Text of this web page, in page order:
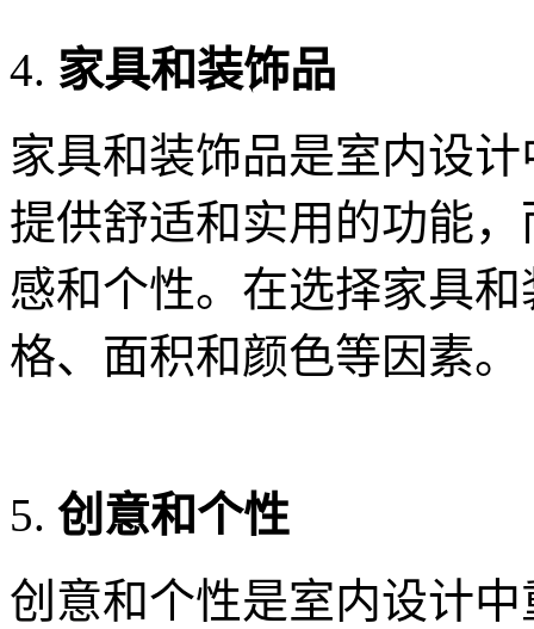
家具和装饰品
家具和装饰品是室内设
提供舒适和实用的功能
感和个性。在选择家具
格、面积和颜色等因素。
创意和个性
创意和个性是室内设计